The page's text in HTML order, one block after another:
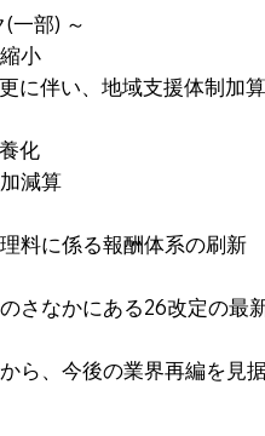
一部) ～
小
に伴い、地域支援体制加
化
減算
料に係る報酬体系の刷新
さなかにある26改定の最
ら、今後の業界再編を見